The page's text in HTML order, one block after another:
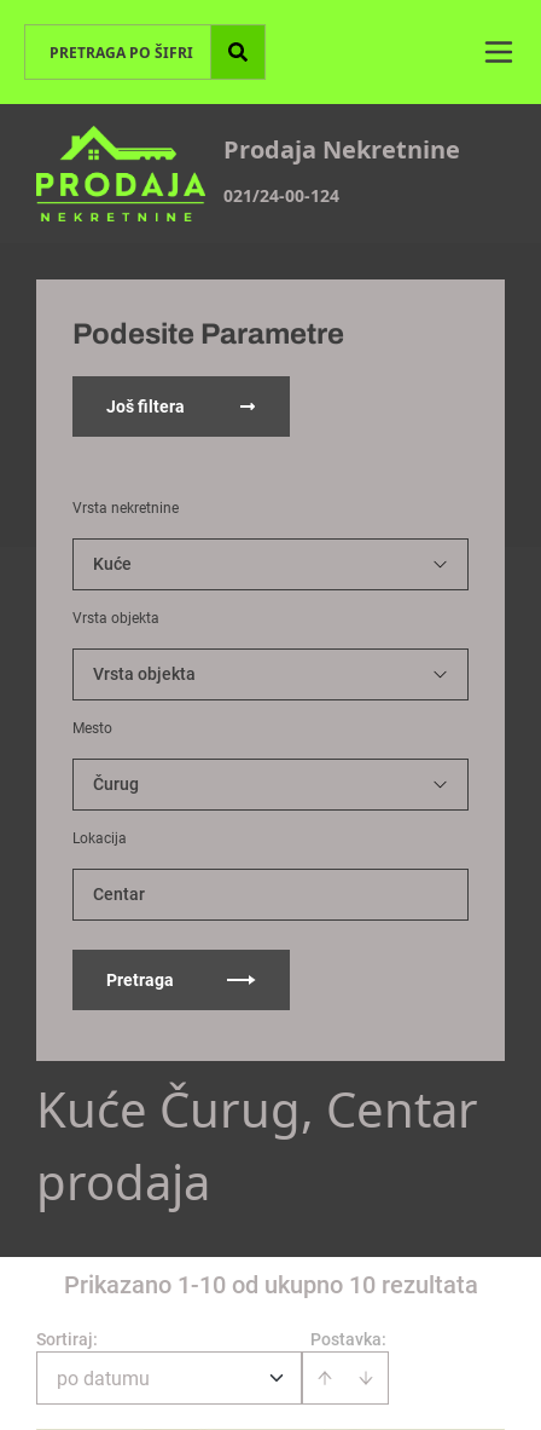
Prodaja Nekretnine
021/24-00-124
Podesite Parametre
Još filtera
Vrsta nekretnine
Vrsta objekta
Mesto
Lokacija
Centar
Pretraga
Kuće Čurug, Centar
prodaja
Prikazano 1-10 od ukupno 10 rezultata
Postavka:
Sortiraj:
po datumu